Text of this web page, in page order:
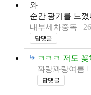
와
순간 광기를 느꼈
내부세차중독
답댓글
ㅋㅋㅋ 저도
꽈랑꽈랑여름
답댓글